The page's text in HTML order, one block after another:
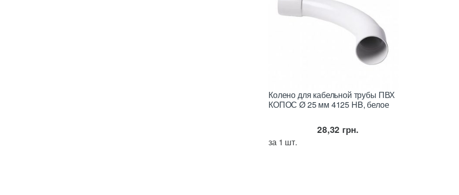
Колено для кабельной трубы ПВХ
КОПОС Ø 25 мм 4125 HB, белое
28,32 грн.
за 1 шт.